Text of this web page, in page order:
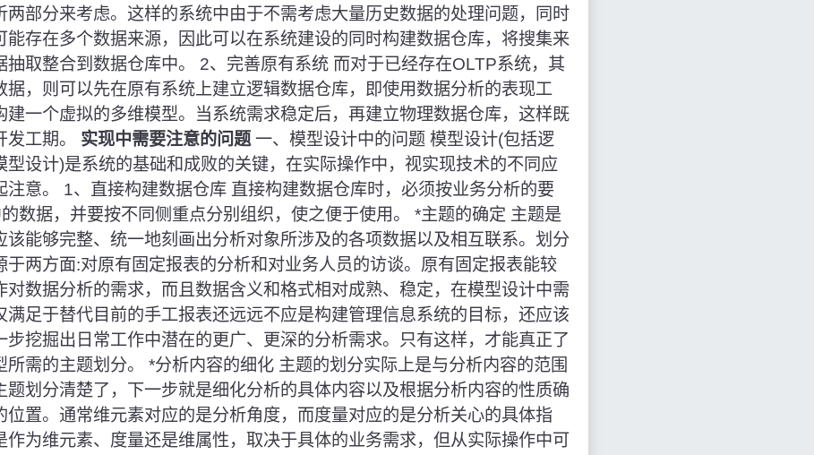
两部分来考虑。这样的系统中由于不需考虑大量历史数据的处理问题，同时
能存在多个数据来源，因此可以在系统建设的同时构建数据仓库，将搜集来
抽取整合到数据仓库中。 2、完善原有系统 而对于已经存在OLTP系统，其
据，则可以先在原有系统上建立逻辑数据仓库，即使用数据分析的表现工
建一个虚拟的多维模型。当系统需求稳定后，再建立物理数据仓库，这样既
发工期。 实现中需要注意的问题 一、模型设计中的问题 模型设计(包括逻
型设计)是系统的基础和成败的关键，在实际操作中，视实现技术的不同应
注意。 1、直接构建数据仓库 直接构建数据仓库时，必须按业务分析的要
数据，并要按不同侧重点分别组织，使之便于使用。 *主题的确定 主题是
该能够完整、统一地刻画出分析对象所涉及的各项数据以及相互联系。划分
于两方面:对原有固定报表的分析和对业务人员的访谈。原有固定报表能较
对数据分析的需求，而且数据含义和格式相对成熟、稳定，在模型设计中需
满足于替代目前的手工报表还远远不应是构建管理信息系统的目标，还应该
步挖掘出日常工作中潜在的更广、更深的分析需求。只有这样，才能真正了
所需的主题划分。 *分析内容的细化 主题的划分实际上是与分析内容的范围
题划分清楚了，下一步就是细化分析的具体内容以及根据分析内容的性质确
位置。通常维元素对应的是分析角度，而度量对应的是分析关心的具体指
为维元素、度量还是维属性，取决于具体的业务需求，但从实际操作中可